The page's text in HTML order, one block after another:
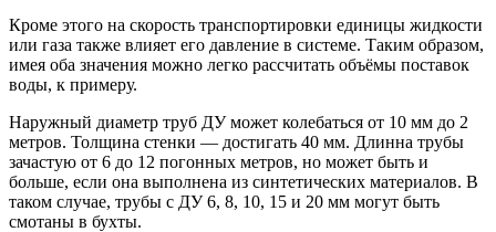
Кроме этого на скорость транспортировки единицы жидкости
или газа также влияет его давление в системе. Таким образом,
имея оба значения можно легко рассчитать объёмы поставок
воды, к примеру.
Наружный диаметр труб ДУ может колебаться от 10 мм до 2
метров. Толщина стенки — достигать 40 мм. Длинна трубы
зачастую от 6 до 12 погонных метров, но может быть и
больше, если она выполнена из синтетических материалов. В
таком случае, трубы с ДУ 6, 8, 10, 15 и 20 мм могут быть
смотаны в бухты.